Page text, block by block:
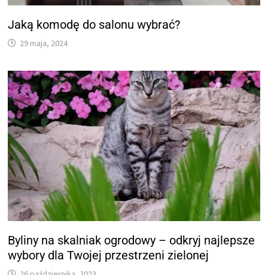
Jaką komodę do salonu wybrać?
29 maja, 2024
Byliny na skalniak ogrodowy – odkryj najlepsze
wybory dla Twojej przestrzeni zielonej